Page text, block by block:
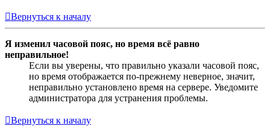
Вернуться к началу
Я изменил часовой пояс, но время всё равно
неправильное!
Если вы уверены, что правильно указали часовой пояс,
но время отображается по-прежнему неверное, значит,
неправильно установлено время на сервере. Уведомите
администратора для устранения проблемы.
Вернуться к началу